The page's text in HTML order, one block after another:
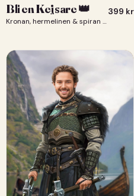
Bli en Kejsare 👑
Kronan, hermelinen & spiran — du som kejsare 👑
399 kr